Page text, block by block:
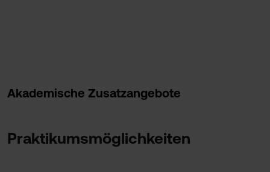
Akademische Zusatzangebote
Praktikumsmöglichkeiten